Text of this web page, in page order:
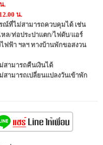
.
น.
ณ์ที่ไม่สามารถควบคุมได้ เช่น
หล/ท่อประปาแตก/ไฟดับ/แอร์
ฟฟ้า ฯลฯ ทางบ้านพักขอสงวน
สามารถคืนเงินได้
สามารถเปลี่ยนแปลงวันเข้าพัก